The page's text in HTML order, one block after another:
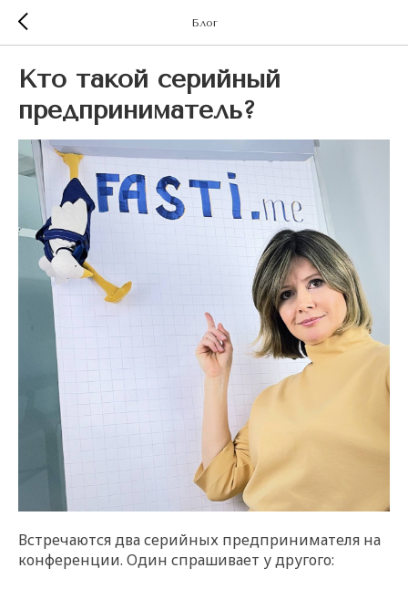
Блог
Кто такой серийный
предприниматель?
Встречаются два серийных предпринимателя на
конференции. Один спрашивает у другого: